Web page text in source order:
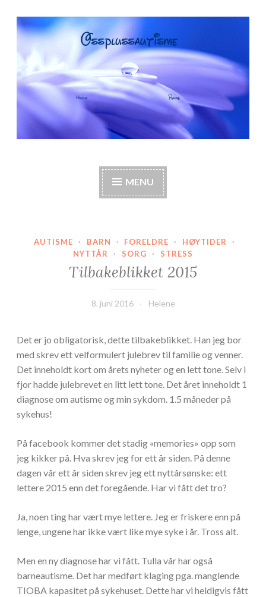
Skip
to
content
OssPlussAutisme
foreldre
MENU
AUTISME · BARN · FORELDRE · HØYTIDER
·
NYTTÅR
· SORG · STRESS
Tilbakeblikket 2015
8. juni 2016 Helene
Det er jo obligatorisk, dette tilbakeblikket. Han jeg bor
med skrev ett velformulert julebrev til familie og venner.
Det inneholdt kort om årets nyheter og en lett tone. Selv i
fjor hadde julebrevet en litt lett tone. Det året inneholdt 1
diagnose om autisme og min sykdom. 1.5 måneder på
sykehus!
På facebook kommer det stadig «memories» opp som
jeg kikker på. Hva skrev jeg for ett år siden. På denne
dagen vår ett år siden skrev jeg ett nyttårsønske: ett
lettere 2015 enn det foregående. Har vi fått det tro?
Ja, noen ting har vært mye lettere. Jeg er friskere enn på
lenge, ungene har ikke vært like mye syke i år. Tross alt.
Men en ny diagnose har vi fått. Tulla vår har også
barneautisme. Det har medført klaging pga. manglende
TIOBA kapasitet på sykehuset. Dette har vi heldigvis fått